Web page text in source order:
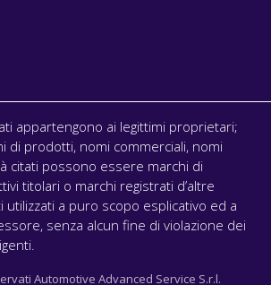
appartengono ai legittimi proprietari;
di prodotti, nomi commerciali, nomi
citati possono essere marchi di
titolari o marchi registrati d’altre
utilizzati a puro scopo esplicativo ed a
senza alcun fine di violazione dei
Automotive Advanced Service S.r.l.